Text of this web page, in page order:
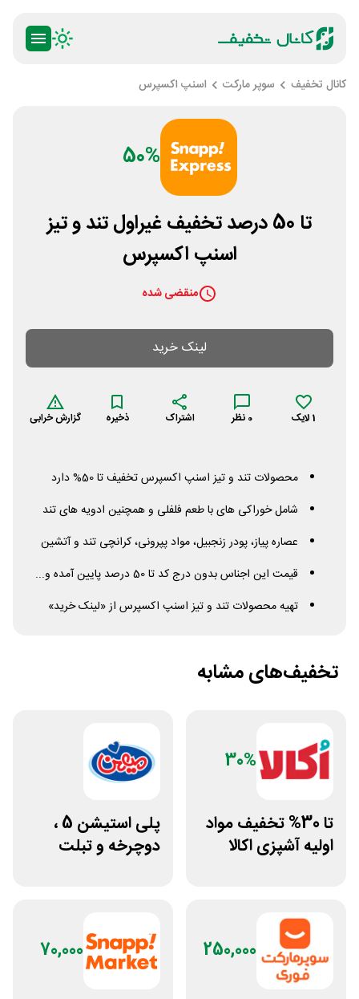
کانال تخفیف سوپر مارکت اسنپ اکسپرس
50%
تا 50 درصد تخفیف غیراول تند و تیز
اسنپ اکسپرس
منقضی شده
لینک خرید
1لایک 0 نظر اشتراک ذخیره گزارش خرابی
محصولات تند و تیز اسنپ اکسپرس تخفیف تا 50% دارد
شامل خوراکی های با طعم فلفلی و همچنین ادویه های تند
عصاره پیاز، پودر زنجبیل، مواد پپرونی، کرانچی تند و آتشین
قیمت این اجناس بدون درج کد تا 50 درصد پایین آمده و...
تهیه محصولات تند و تیز اسنپ اکسپرس از «لینک خرید»
تخفیف‌های مشابه
30%
تا 30% تخفیف مواد
اولیه آشپزی اکالا
پلی استیشن 5 ،
دوچرخه و تبلت
250,000
70,000